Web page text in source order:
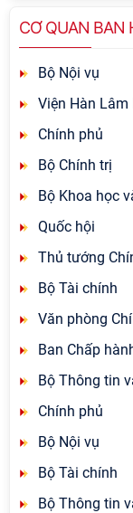
CƠ QUAN BAN
Bộ Nội vụ
Viện Hàn Lâm
Chính phủ
Bộ Chính trị
Bộ Khoa học
Quốc hội
Thủ tướng
Bộ Tài chính
Văn phòng
Ban Chấp
Bộ Thông tin
Chính phủ
Bộ Nội vụ
Bộ Tài chính
Bộ Thông tin